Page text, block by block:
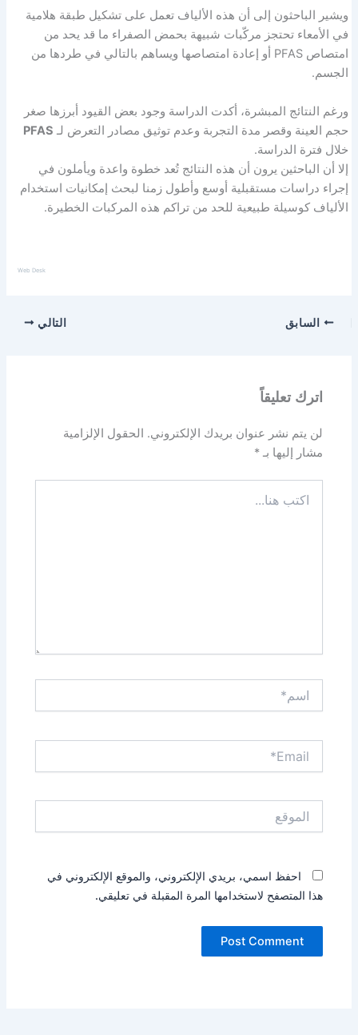
ويشير الباحثون إلى أن هذه الألياف تعمل على تشكيل طبقة هلامية
في الأمعاء تحتجز مركّبات شبيهة بحمض الصفراء ما قد يحد من
امتصاص PFAS أو إعادة امتصاصها ويساهم بالتالي في طردها من
الجسم.
ورغم النتائج المبشرة، أكدت الدراسة وجود بعض القيود أبرزها صغر
حجم العينة وقصر مدة التجربة وعدم توثيق مصادر التعرض لـ PFAS
خلال فترة الدراسة.
إلا أن الباحثين يرون أن هذه النتائج تُعد خطوة واعدة ويأملون في
إجراء دراسات مستقبلية أوسع وأطول زمنا لبحث إمكانيات استخدام
الألياف كوسيلة طبيعية للحد من تراكم هذه المركبات الخطيرة.
Web Desk
السابق التالي
اترك تعليقاً
لن يتم نشر عنوان بريدك الإلكتروني. الحقول الإلزامية
مشار إليها بـ*
هنا...
احفظ اسمي، بريدي الإلكتروني، والموقع الإلكتروني في
هذا المتصفح لاستخدامها المرة المقبلة في تعليقي.